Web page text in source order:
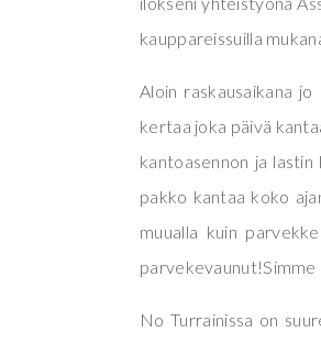
kauppareissuilla
Aloin raskausaikana
kertaa joka päivä
kantoasennon ja
pakko kantaa koko
muualla kuin
No Turrainissa on